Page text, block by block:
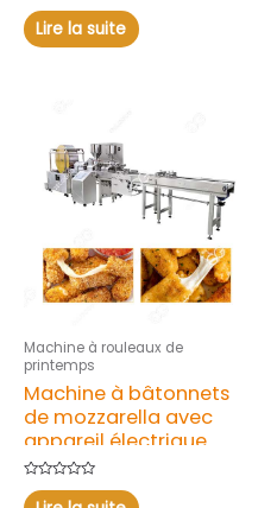
Note
0
sur
5
Lire la suite
Machine à rouleaux de
printemps
Machine à bâtonnets
de mozzarella avec
appareil électrique
Note
0